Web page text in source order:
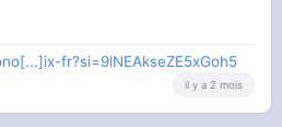
fr?si=9lNEAkseZE5xGoh5
il y a 2 mois